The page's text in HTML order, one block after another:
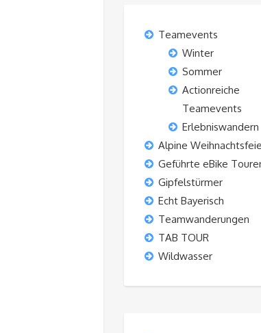
Teamevents
Winter
Sommer
Actionreiche
Teamevents
Erlebniswandern
Alpine
Geführte eBike
Gipfelstürmer
Echt Bayerisch
Teamwanderungen
TAB TOUR
Wildwasser